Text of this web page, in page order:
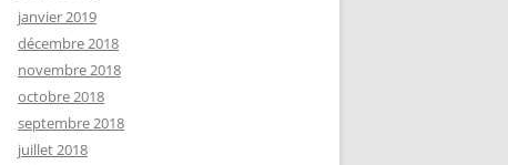
janvier 2019
décembre 2018
novembre 2018
octobre 2018
septembre 2018
juillet 2018